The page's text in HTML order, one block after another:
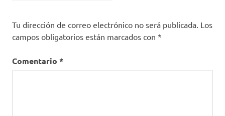
Tu dirección de correo electrónico no será publicada. Los
campos obligatorios están marcados con *
Comentario *